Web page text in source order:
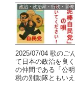
政治・政治家・行政・官僚
2025/07/04 歌のご
て日本の政治を良
の仲間である「公
税の別動隊ともいえ